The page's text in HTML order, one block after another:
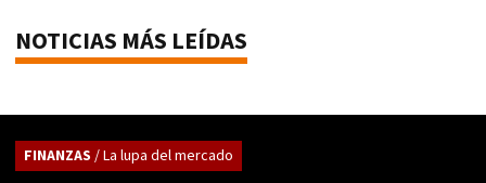
NOTICIAS MÁS LEÍDAS
FINANZAS / La lupa del mercado